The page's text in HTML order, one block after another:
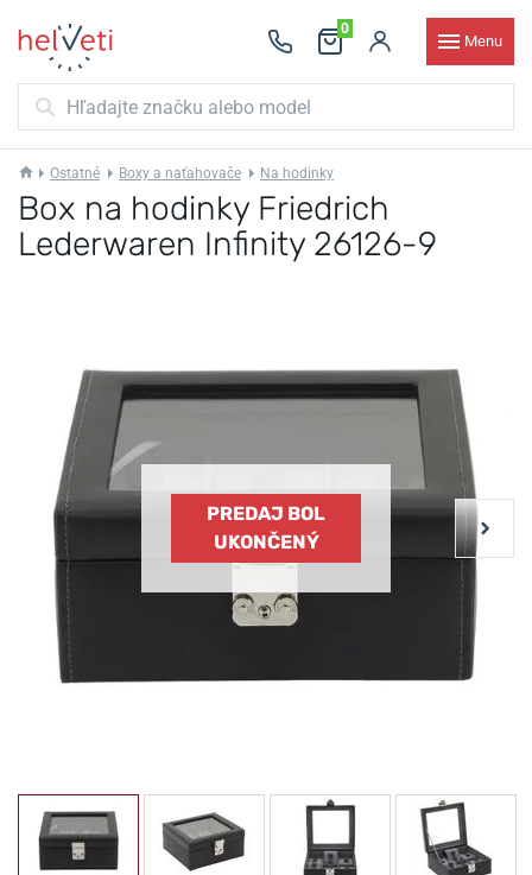
0
Menu
Ostatné Boxy a naťahovače Na hodinky
Box na hodinky Friedrich
Lederwaren Infinity 26126-9
PREDAJ BOL
UKONČENÝ